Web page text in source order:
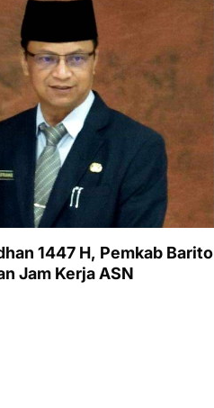
1447 H, Pemkab Barito
Jam Kerja ASN